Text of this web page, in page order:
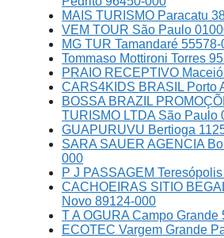
MAIS TURISMO Paracatu
VEM TOUR São Paulo
MG TUR Tamandaré 55578-
Tommaso Mottironi Torres
PRAIO RECEPTIVO
CARS4KIDS BRASIL Porto
BOSSA BRAZIL
TURISMO LTDA São Paulo
GUAPURUVU Bertioga
SARA SAUER AGENCIA
000
P J PASSAGEM
CACHOEIRAS SITIO
Novo 89124-000
T A OGURA Campo Grande
ECOTEC Vargem Grande